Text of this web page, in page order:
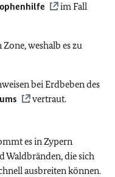
im Fall
weshalb es zu
bei Erdbeben des
vertraut.
es in Zypern
Waldbränden, diesich
ausbreiten können.